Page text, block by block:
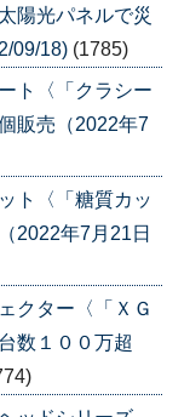
陽光パネルで災
09/18) (1785)
ト〈「クラシー
販売（2022年7
ト〈「糖質カッ
2022年7月21日
クター〈「ＸＧ
数１００万超